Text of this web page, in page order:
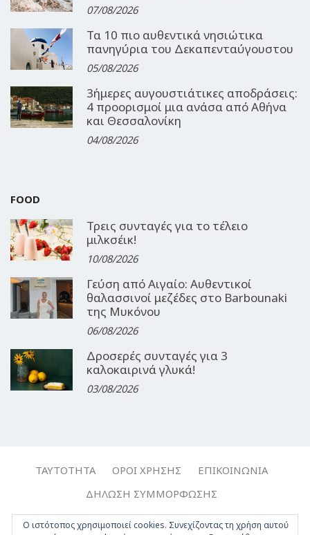
07/08/2026
Τα 10 πιο αυθεντικά νησιώτικα
πανηγύρια του Δεκαπενταύγουστου
05/08/2026
3ήμερες αυγουστιάτικες αποδράσεις:
4 προορισμοί μια ανάσα από Αθήνα
και Θεσσαλονίκη
04/08/2026
FOOD
Τρεις συνταγές για το τέλειο
μιλκσέικ!
10/08/2026
Γεύση από Αιγαίο: Αυθεντικοί
θαλασσινοί μεζέδες στο Barbounaki
της Μυκόνου
06/08/2026
Δροσερές συνταγές για 3
καλοκαιρινά γλυκά!
03/08/2026
ΤΑΥΤΌΤΗΤΑ ΌΡΟΙ ΧΡΉΣΗΣ
ΕΠΙΚΟΙΝΩΝΊΑ
ΔΉΛΩΣΗ ΣΥΜΜΌΡΦΩΣΗΣ
Copyright © 2017-2026, Travelgirl.gr | All rights reserved.
Ο ιστότοπος χρησιμοποιεί cookies. Συνεχίζοντας τη χρήση αυτού